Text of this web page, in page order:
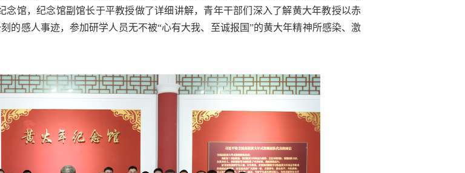
念馆，纪念馆副馆长于平教授做了详细讲解，青年干部们深入了解黄大年教授以赤
的感人事迹，参加研学人员无不被“心有大我、至诚报国”的黄大年精神所感染、激